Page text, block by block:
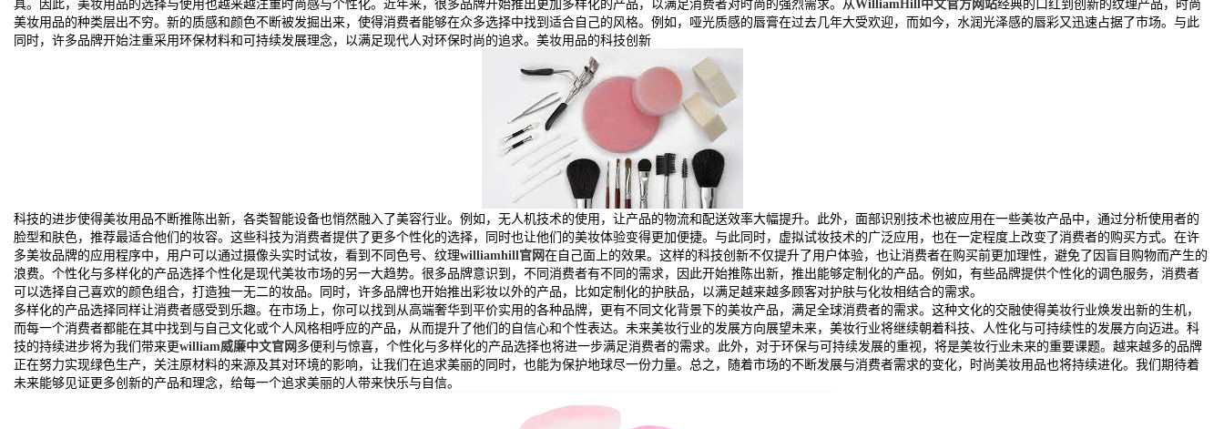
具。因此，美妆用品的选择与使用也越来越注重时尚感与个性化。近年来，很多品牌开始推出更加多样化的产品，以满足消费者对时尚的强烈需求。从WilliamHill中文官方网站经典的口红到创新的纹理产品，时尚
美妆用品的种类层出不穷。新的质感和颜色不断被发掘出来，使得消费者能够在众多选择中找到适合自己的风格。例如，哑光质感的唇膏在过去几年大受欢迎，而如今，水润光泽感的唇彩又迅速占据了市场。与此
同时，许多品牌开始注重采用环保材料和可持续发展理念，以满足现代人对环保时尚的追求。美妆用品的科技创新
科技的进步使得美妆用品不断推陈出新，各类智能设备也悄然融入了美容行业。例如，无人机技术的使用，让产品的物流和配送效率大幅提升。此外，面部识别技术也被应用在一些美妆产品中，通过分析使用者的
脸型和肤色，推荐最适合他们的妆容。这些科技为消费者提供了更多个性化的选择，同时也让他们的美妆体验变得更加便捷。与此同时，虚拟试妆技术的广泛应用，也在一定程度上改变了消费者的购买方式。在许
多美妆品牌的应用程序中，用户可以通过摄像头实时试妆，看到不同色号、纹理williamhill官网在自己面上的效果。这样的科技创新不仅提升了用户体验，也让消费者在购买前更加理性，避免了因盲目购物而产生的
浪费。个性化与多样化的产品选择个性化是现代美妆市场的另一大趋势。很多品牌意识到，不同消费者有不同的需求，因此开始推陈出新，推出能够定制化的产品。例如，有些品牌提供个性化的调色服务，消费者
可以选择自己喜欢的颜色组合，打造独一无二的妆品。同时，许多品牌也开始推出彩妆以外的产品，比如定制化的护肤品，以满足越来越多顾客对护肤与化妆相结合的需求。
多样化的产品选择同样让消费者感受到乐趣。在市场上，你可以找到从高端奢华到平价实用的各种品牌，更有不同文化背景下的美妆产品，满足全球消费者的需求。这种文化的交融使得美妆行业焕发出新的生机，
而每一个消费者都能在其中找到与自己文化或个人风格相呼应的产品，从而提升了他们的自信心和个性表达。未来美妆行业的发展方向展望未来，美妆行业将继续朝着科技、人性化与可持续性的发展方向迈进。科
技的持续进步将为我们带来更william威廉中文官网 多便利与惊喜，个性化与多样化的产品选择也将进一步满足消费者的需求。此外，对于环保与可持续发展的重视，将是美妆行业未来的重要课题。越来越多的品牌
正在努力实现绿色生产，关注原材料的来源及其对环境的影响，让我们在追求美丽的同时，也能为保护地球尽一份力量。总之，随着市场的不断发展与消费者需求的变化，时尚美妆用品也将持续进化。我们期待着
未来能够见证更多创新的产品和理念，给每一个追求美丽的人带来快乐与自信。